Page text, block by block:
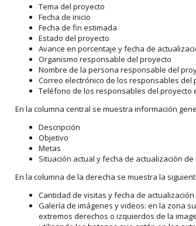
Tema del proyecto
Fecha de inicio
Fecha de fin estimada
Estado del proyecto
Avance en porcentaje y fecha de
Organismo responsable del proyecto
Nombre de la persona responsable del
Correo electrónico de los responsables del
Teléfono de los responsables del proyecto
En la columna central se muestra información
Descripción
Objetivo
Metas
Situación actual y fecha de actualización
En la columna de la derecha se muestra la
Cantidad de visitas y fecha de
Galería de imágenes y videos: en la zona
extremos derechos o izquierdos de la